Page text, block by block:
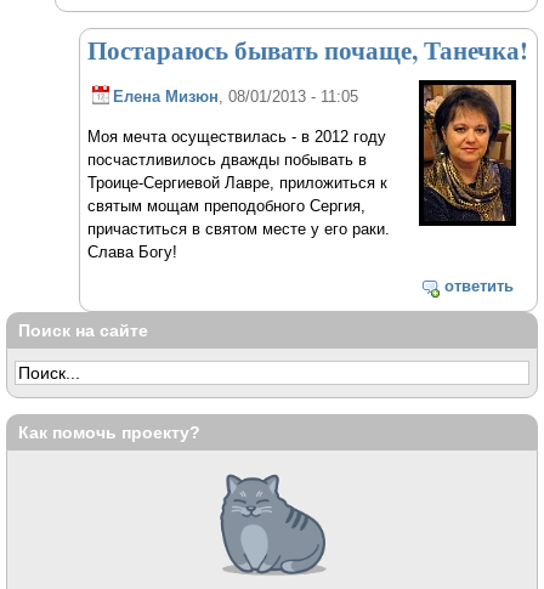
Постараюсь бывать почаще, Танечка!
Елена Мизюн , 08/01/2013 - 11:05
Моя мечта осуществилась - в 2012 году
посчастливилось дважды побывать в
Троице-Сергиевой Лавре, приложиться к
святым мощам преподобного Сергия,
причаститься в святом месте у его раки.
Слава Богу!
ответить
Поиск на сайте
Как помочь проекту?